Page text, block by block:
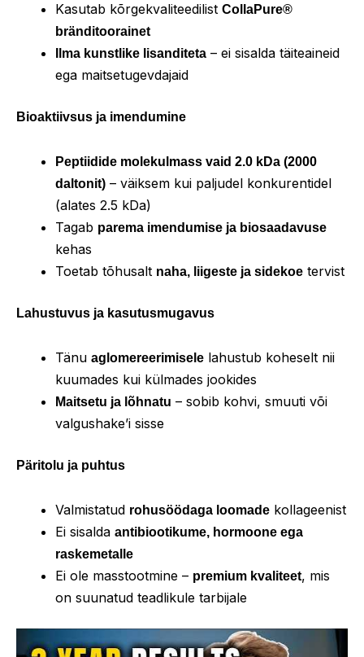
Kasutab kõrgekvaliteedilist CollaPure®
bränditoorainet
Ilma kunstlike lisanditeta – ei sisalda täiteaineid
ega maitsetugevdajaid
Bioaktiivsus ja imendumine
Peptiidide molekulmass vaid 2.0 kDa (2000
daltonit) – väiksem kui paljudel konkurentidel
(alates 2.5 kDa)
Tagab parema imendumise ja biosaadavuse
kehas
Toetab tõhusalt naha, liigeste ja sidekoe tervist
Lahustuvus ja kasutusmugavus
Tänu aglomereerimisele lahustub koheselt nii
kuumades kui külmades jookides
Maitsetu ja lõhnatu – sobib kohvi, smuuti või
valgushake’i sisse
Päritolu ja puhtus
Valmistatud rohusöödaga loomade kollageenist
Ei sisalda antibiootikume, hormoone ega
raskemetalle
Ei ole masstootmine – premium kvaliteet, mis
on suunatud teadlikule tarbijale